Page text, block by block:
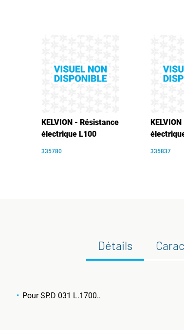
KELVION - Résistance
électrique L100
335780 335837
Détails
Pour SP.D 031 L.1700..